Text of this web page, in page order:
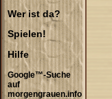
Wer ist da?
Spielen!
Hilfe
Google™-Suche
auf
morgengrauen.info